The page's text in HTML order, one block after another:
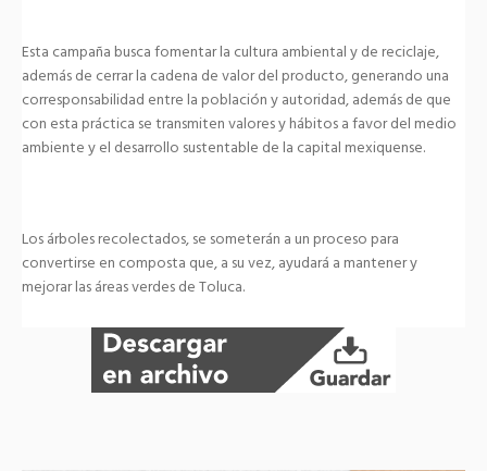
Esta campaña busca fomentar la cultura ambiental y de reciclaje,
además de cerrar la cadena de valor del producto, generando una
corresponsabilidad entre la población y autoridad, además de que
con esta práctica se transmiten valores y hábitos a favor del medio
ambiente y el desarrollo sustentable de la capital mexiquense.
Los árboles recolectados, se someterán a un proceso para
convertirse en composta que, a su vez, ayudará a mantener y
mejorar las áreas verdes de Toluca.